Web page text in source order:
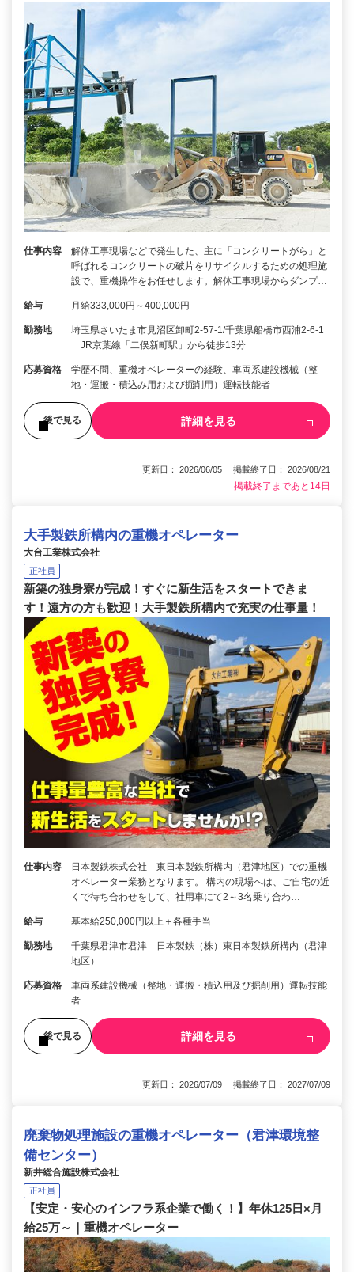
仕事内容
解体工事現場などで発生した、主に「コンクリートがら」と
呼ばれるコンクリートの破片をリサイクルするための処理施
設で、重機操作をお任せします。解体工事現場からダンプ…
給与 月給333,000円～400,000円
勤務地
埼玉県さいたま市見沼区卸町2-57-1/千葉県船橋市西浦2-6-1
JR京葉線「二俣新町駅」から徒歩13分
応募資格
学歴不問、重機オペレーターの経験、車両系建設機械（整
地・運搬・積込み用および掘削用）運転技能者
後で見る 詳細を見る
更新日： 2026/06/05 掲載終了日： 2026/08/21
掲載終了まであと14日
大手製鉄所構内の重機オペレーター
大台工業株式会社
正社員
新築の独身寮が完成！すぐに新生活をスタートできま
す！遠方の方も歓迎！大手製鉄所構内で充実の仕事量！
仕事内容
日本製鉄株式会社 東日本製鉄所構内（君津地区）での重機
オペレーター業務となります。 構内の現場へは、ご自宅の近
くで待ち合わせをして、社用車にて2～3名乗り合わ…
給与 基本給250,000円以上＋各種手当
勤務地
千葉県君津市君津 日本製鉄（株）東日本製鉄所構内（君津
地区）
応募資格
車両系建設機械（整地・運搬・積込用及び掘削用）運転技能
者
後で見る 詳細を見る
更新日： 2026/07/09 掲載終了日： 2027/07/09
廃棄物処理施設の重機オペレーター（君津環境整
備センター）
新井総合施設株式会社
正社員
【安定・安心のインフラ系企業で働く！】年休125日×月
給25万～｜重機オペレーター